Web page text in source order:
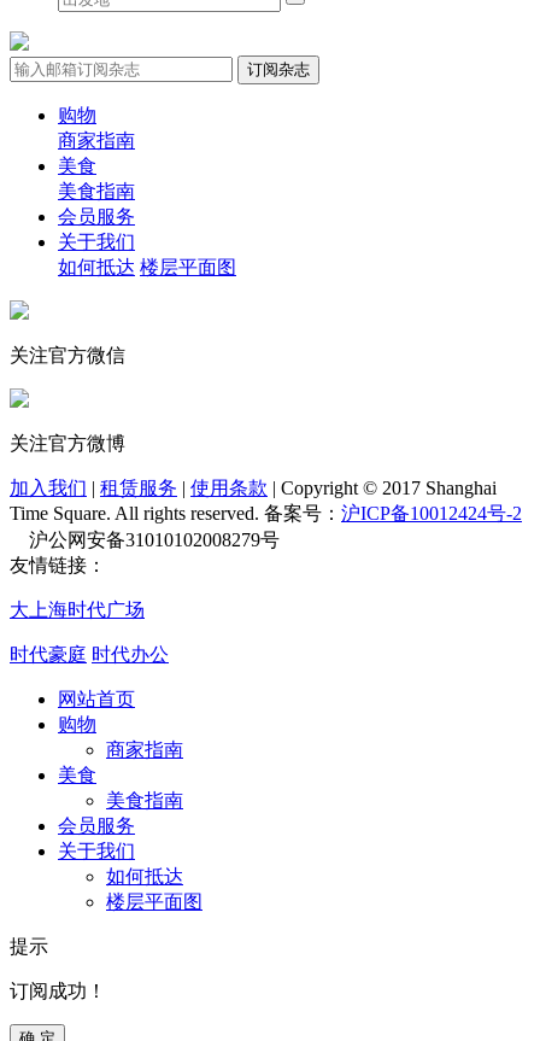
购物
商家指南
美食
美食指南
会员服务
关于我们
如何抵达 楼层平面图
关注官方微信
关注官方微博
加入我们 | 租赁服务 | 使用条款 | Copyright © 2017 Shanghai
Time Square. All rights reserved. 备案号： 沪ICP备10012424号-2
沪公网安备31010102008279号
友情链接：
大上海时代广场
时代豪庭 时代办公
网站首页
购物
商家指南
美食
美食指南
会员服务
关于我们
如何抵达
楼层平面图
提示
订阅成功！